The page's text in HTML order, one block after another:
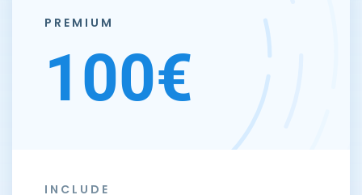
PREMIUM
100€
INCLUDE